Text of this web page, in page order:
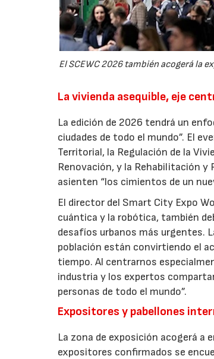
El SCEWC 2026 también acogerá la
La vivienda asequible, eje
La edición de 2026 tendrá un
ciudades de todo el mundo”. El
Territorial, la Regulación de la
Renovación, y la Rehabilitación
asienten “los cimientos de un
El director del Smart City Expo
cuántica y la robótica, también
desafíos urbanos más urgentes.
población están convirtiendo el
tiempo. Al centrarnos
industria y los expertos
personas de todo el mundo”.
Expositores y pabellones
La zona de exposición acogerá
expositores confirmados se